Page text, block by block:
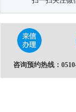
咨询预约热线：